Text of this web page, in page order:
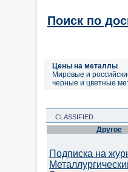
Поиск по
Цены на металлы
Мировые и
черные и цветные
CLASSIFIED
Другое
Подписка на